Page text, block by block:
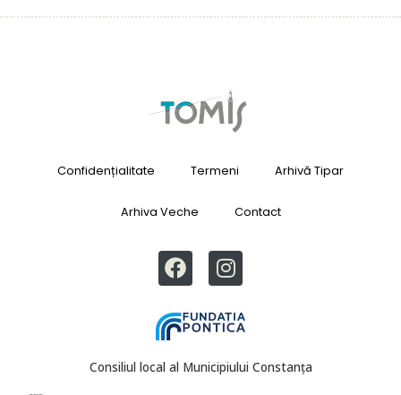
Confidențialitate Termeni Arhivă Tipar
Arhiva Veche Contact
Consiliul local al Municipiului Constanța